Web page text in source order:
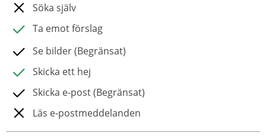
Söka själv
Ta emot förslag
Se bilder (Begränsat)
Skicka ett hej
Skicka e-post (Begränsat)
Läs e-postmeddelanden